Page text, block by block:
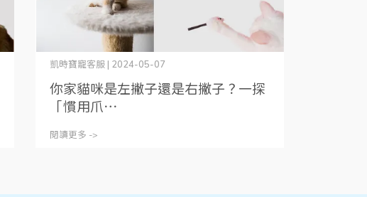
凱時寶寵客服 | 2024-05-07
你家貓咪是左撇子還是右撇子？一探
「慣用爪⋯
閱讀更多 ->